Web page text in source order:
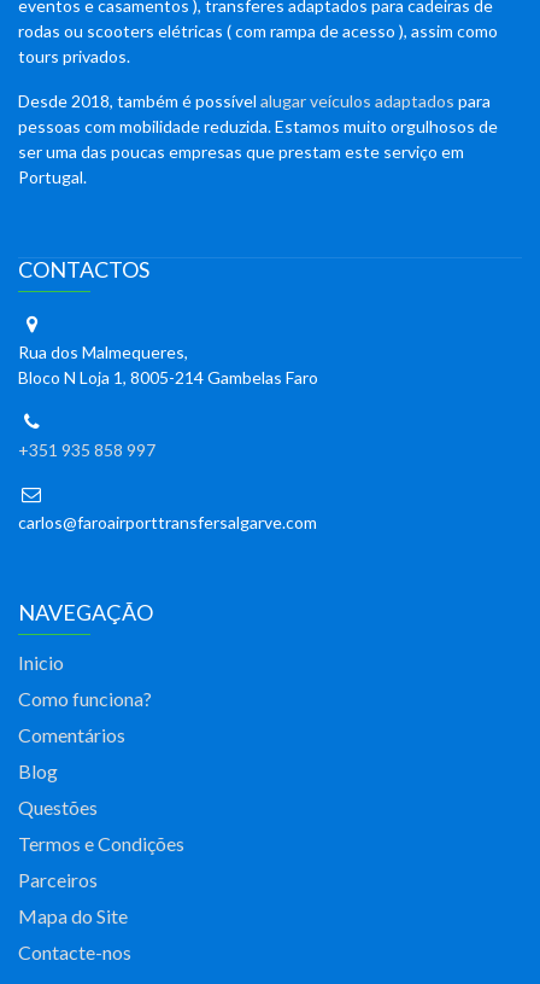
eventos e casamentos ), transferes adaptados para cadeiras de
rodas ou scooters elétricas ( com rampa de acesso ), assim como
tours privados.
Desde 2018, também é possível alugar veículos adaptados para
pessoas com mobilidade reduzida. Estamos muito orgulhosos de
ser uma das poucas empresas que prestam este serviço em
Portugal.
CONTACTOS
Rua dos Malmequeres,
Bloco N Loja 1, 8005-214 Gambelas Faro
+351 935 858 997
carlos@faroairporttransfersalgarve.com
NAVEGAÇÃO
Inicio
Como funciona?
Comentários
Blog
Questões
Termos e Condições
Parceiros
Mapa do Site
Contacte-nos